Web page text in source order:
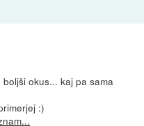
okus... kaj pa sama
:)